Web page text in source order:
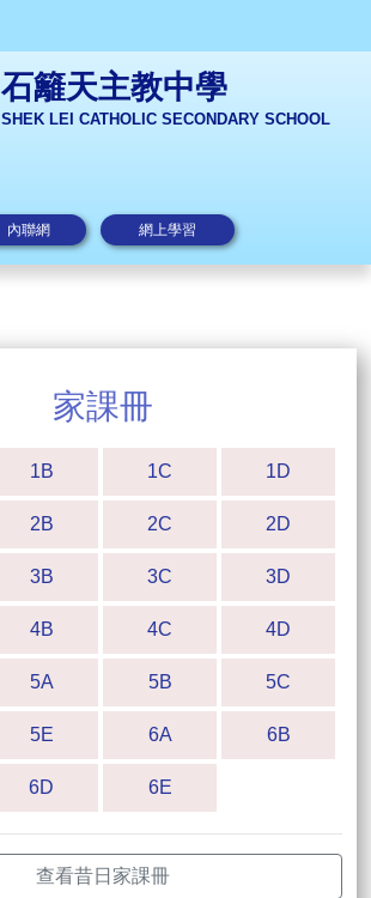
石籬天主教中學
SHEK LEI CATHOLIC SECONDARY SCHOOL
內聯網 網上學習
家課冊
1B 1C 1D
2B 2C 2D
3B 3C 3D
4B 4C 4D
5A 5B 5C
5E 6A 6B
6D 6E
查看昔日家課冊